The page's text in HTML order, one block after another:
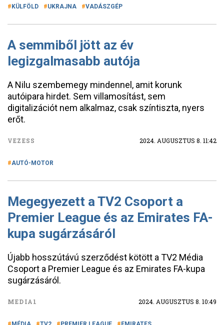
KÜLFÖLD UKRAJNA VADÁSZGÉP
A semmiből jött az év
legizgalmasabb autója
A Nilu szembemegy mindennel, amit korunk
autóipara hirdet. Sem villamosítást, sem
digitalizációt nem alkalmaz, csak színtiszta, nyers
erőt.
VEZESS 2024. AUGUSZTUS 8. 11:42
AUTÓ-MOTOR
Megegyezett a TV2 Csoport a
Premier League és az Emirates FA-
kupa sugárzásáról
Újabb hosszútávú szerződést kötött a TV2 Média
Csoport a Premier League és az Emirates FA-kupa
sugárzásáról.
MEDIA1 2024. AUGUSZTUS 8. 10:49